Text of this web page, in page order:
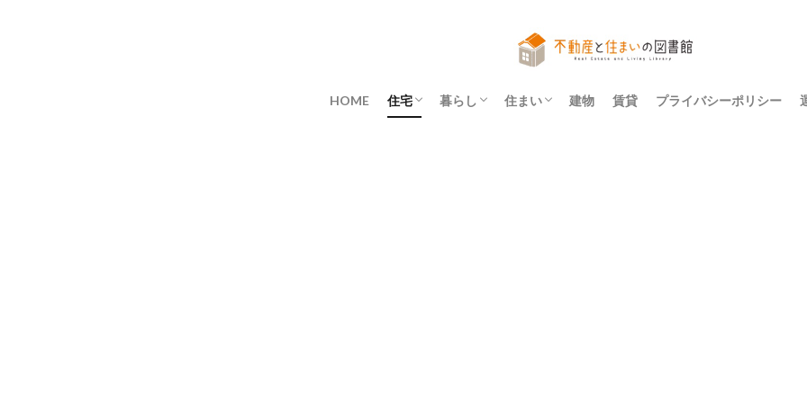
HOME 住宅 暮らし 住まい 建物 賃貸 プライバシーポリシー